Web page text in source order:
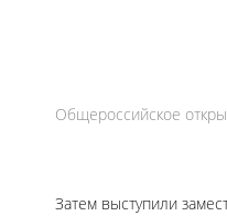
Общероссийское
Затем выступили